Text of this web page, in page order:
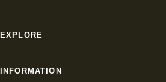
EXPLORE
INFORMATION